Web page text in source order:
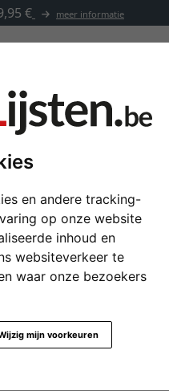
en andere tracking-
op onze website
inhoud en
websiteverkeer te
waar onze bezoekers
mijn voorkeuren
€ meer informatie
Toebehoren
Lech
formaat
kleur